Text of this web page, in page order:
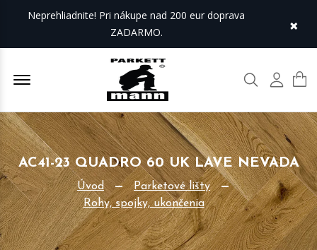
Neprehliadnite! Pri nákupe nad 200 eur doprava
ZADARMO.
×
Offcanvas Menu Open Hľadať Môj
AC41-23 QUADRO 60 UK LAVE NEVADA
Úvod
Parketové lišty
Rohy, spojky, ukončenia